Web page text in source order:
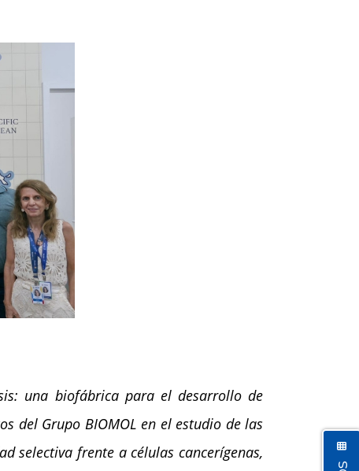
una biofábrica para el desarrollo de
del Grupo BIOMOL en el estudio de las
selectiva frente a células cancerígenas,